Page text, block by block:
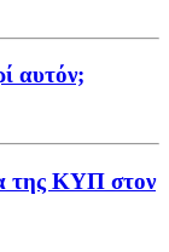
αυτόν;
της ΚΥΠ στον